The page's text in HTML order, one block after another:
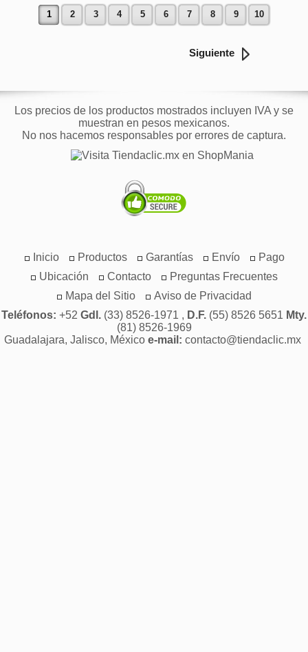
1 2 3 4 5 6 7 8 9 10
Siguiente
Los precios de los productos mostrados incluyen IVA y se
muestran en pesos mexicanos.
No nos hacemos responsables por errores de captura.
Inicio Productos Garantías Envío
Pago
Ubicación
Contacto
Preguntas Frecuentes
Mapa del Sitio
Aviso de Privacidad
Teléfonos: +52 Gdl. (33) 8526-1971 , D.F. (55) 8526 5651 Mty.
(81) 8526-1969
Guadalajara, Jalisco, México e-mail: contacto@tiendaclic.mx